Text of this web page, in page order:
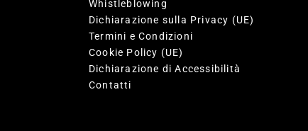
Whistleblowing
Dichiarazione sulla Privacy (UE)
Termini e Condizioni
Cookie Policy (UE)
Dichiarazione di Accessibilità
Contatti